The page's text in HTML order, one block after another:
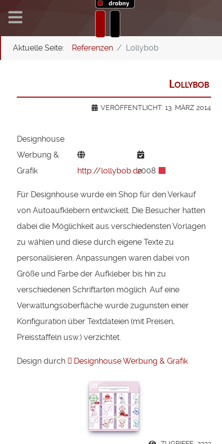
Aktuelle Seite: Referenzen Lollybob
Lollybob
VERÖFFENTLICHT: 13. MÄRZ 2014
Designhouse
Werbung &
Grafik
http://lollybob.de2008
Für Designhouse wurde ein Shop für den Verkauf
von Autoaufklebern entwickelt. Die Besucher hatten
dabei die Möglichkeit aus verschiedensten Vorlagen
zu wählen und diese durch eigene Texte zu
personalisieren. Anpassungen waren dabei von
Größe und Farbe der Aufkleber bis hin zu
verschiedenen Schriftarten möglich. Auf eine
Verwaltungsoberfläche wurde zugunsten einer
Konfiguration über Textdateien (mit Preisen,
Preisstaffeln usw.) verzichtet.
Design durch Designhouse Werbung & Grafik